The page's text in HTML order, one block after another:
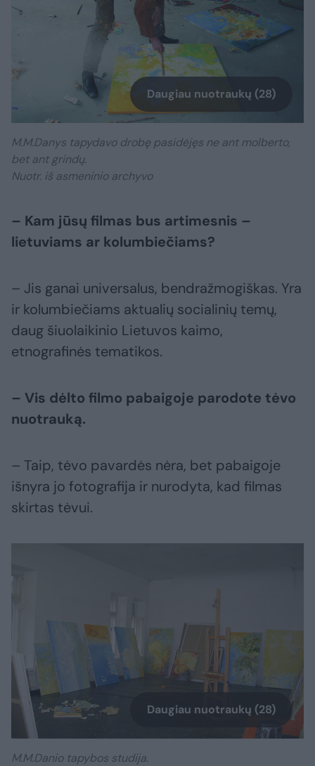
Daugiau nuotraukų (28)
M.M.Danys tapydavo drobę pasidėjęs ne ant molberto,
bet ant grindų.
Nuotr. iš asmeninio archyvo
– Kam jūsų filmas bus artimesnis –
lietuviams ar kolumbiečiams?
– Jis ganai universalus, bendražmogiškas. Yra
ir kolumbiečiams aktualių socialinių temų,
daug šiuolaikinio Lietuvos kaimo,
etnografinės tematikos.
– Vis dėlto filmo pabaigoje parodote tėvo
nuotrauką.
– Taip, tėvo pavardės nėra, bet pabaigoje
išnyra jo fotografija ir nurodyta, kad filmas
skirtas tėvui.
Daugiau nuotraukų (28)
M.M.Danio tapybos studija.